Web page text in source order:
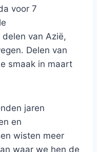
voor 7
van Azië,
Delen van
smaak in maart
jaren
en
wisten meer
waar we hen de